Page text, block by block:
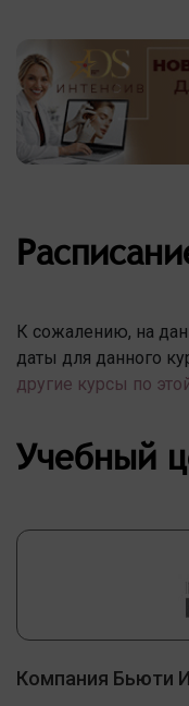
К сожалению, на
даты для данного
другие курсы по
Учебный
Компания Бьюти